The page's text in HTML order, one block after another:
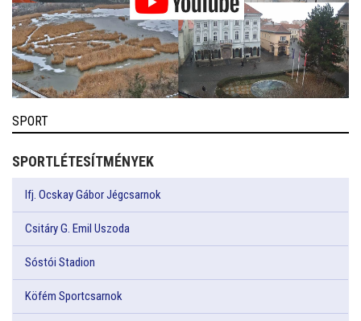
SPORT
SPORTLÉTESÍTMÉNYEK
Ifj. Ocskay Gábor Jégcsarnok
Csitáry G. Emil Uszoda
Sóstói Stadion
Köfém Sportcsarnok